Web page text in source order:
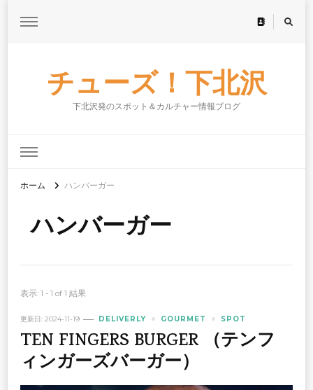
チューズ！下北沢
下北沢発のスポット＆カルチャー情報ブログ
ホーム ハンバーガー
ハンバーガー
表示: 1 - 1 of 1 結果
更新日: 2024-11-19 DELIVERLY GOURMET SPOT
TEN FINGERS BURGER （テンフ
ィンガーズバーガー）